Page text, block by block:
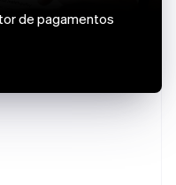
de pagamentos